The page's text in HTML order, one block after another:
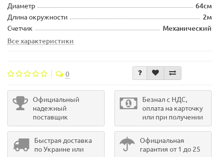
Диаметр 64см
Длина окружности 2м
Счетчик
Механический
Все характеристики
0
Официальный
надежный
поставщик
Безнал с НДС,
оплата на карточку
или при получении
Быстрая доставка
по Украине или
Официальная
гарантия от 1 до 25